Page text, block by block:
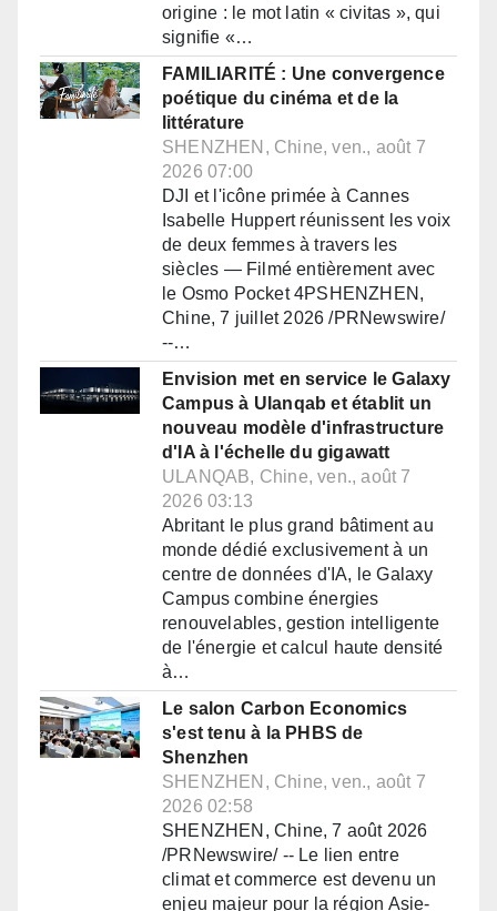
origine : le mot latin « civitas », qui
signifie «…
FAMILIARITÉ : Une convergence
poétique du cinéma et de la
littérature
SHENZHEN, Chine, ven., août 7
2026 07:00
DJI et l'icône primée à Cannes
Isabelle Huppert réunissent les voix
de deux femmes à travers les
siècles — Filmé entièrement avec
le Osmo Pocket 4PSHENZHEN,
Chine, 7 juillet 2026 /PRNewswire/
--…
Envision met en service le Galaxy
Campus à Ulanqab et établit un
nouveau modèle d'infrastructure
d'IA à l'échelle du gigawatt
ULANQAB, Chine, ven., août 7
2026 03:13
Abritant le plus grand bâtiment au
monde dédié exclusivement à un
centre de données d'IA, le Galaxy
Campus combine énergies
renouvelables, gestion intelligente
de l'énergie et calcul haute densité
à…
Le salon Carbon Economics
s'est tenu à la PHBS de
Shenzhen
SHENZHEN, Chine, ven., août 7
2026 02:58
SHENZHEN, Chine, 7 août 2026
/PRNewswire/ -- Le lien entre
climat et commerce est devenu un
enjeu majeur pour la région Asie-